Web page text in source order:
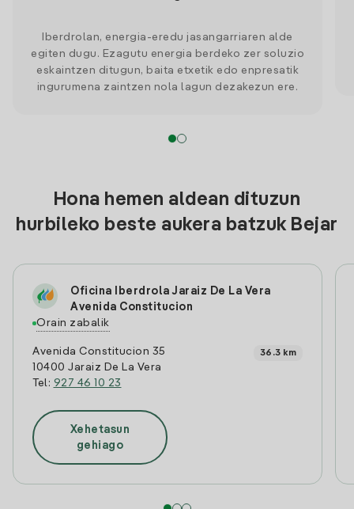
Iberdrolan, energia-eredu jasangarriaren alde
egiten dugu. Ezagutu energia berdeko zer soluzio
eskaintzen ditugun, baita etxetik edo enpresatik
ingurumena zaintzen nola lagun dezakezun ere.
Hona hemen aldean dituzun
hurbileko beste aukera batzuk Bejar
Oficina Iberdrola Jaraiz De La Vera
Avenida Constitucion
Orain zabalik
Avenida Constitucion 35
10400 Jaraiz De La Vera
Tel: 927 46 10 23
36.3 km
Xehetasun
gehiago